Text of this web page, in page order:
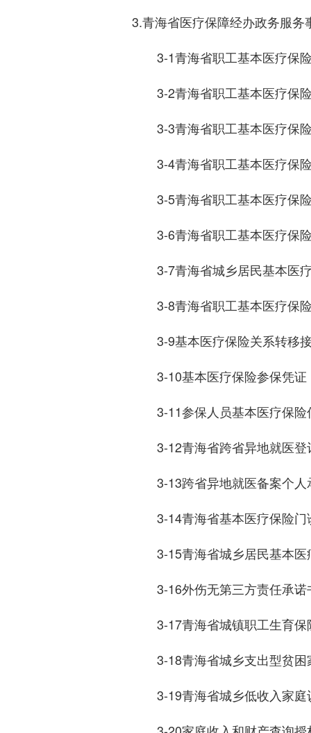
3.青海省医疗保障经办政务服务
3-1青海省职工基本医疗保
3-2青海省职工基本医疗保
3-3青海省职工基本医疗保
3-4青海省职工基本医疗保
3-5青海省职工基本医疗保
3-6青海省职工基本医疗保
3-7青海省城乡居民基本医
3-8青海省职工基本医疗保
3-9基本医疗保险关系转移
3-10基本医疗保险参保凭证
3-11参保人员基本医疗保险
3-12青海省跨省异地就医
3-13跨省异地就医备案个人
3-14青海省基本医疗保险
3-15青海省城乡居民基本
3-16外伤无第三方责任承诺
3-17青海省城镇职工生育
3-18青海省城乡支出型贫
3-19青海省城乡低收入家